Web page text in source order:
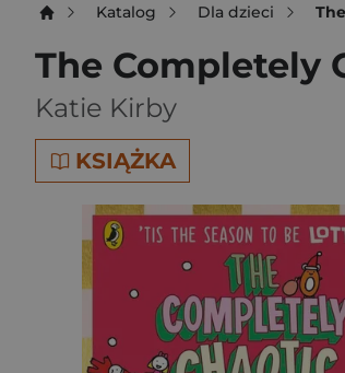
Katalog Dla dzieci
The Completely
Katie Kirby
KSIĄŻKA